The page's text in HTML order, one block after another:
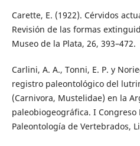
Carette, E. (1922). Cérvidos
Revisión de las formas
Museo de la Plata, 26, 393–472.
Carlini, A. A., Tonni, E. P. y
registro paleontológico del
(Carnivora, Mustelidae) en la
paleobiogeográfica. I
Paleontología de Vertebrados,